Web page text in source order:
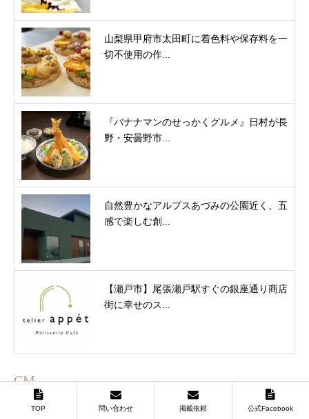
山梨県甲府市太田町に着色料や保存料を一
切不使用の作...
『バナナマンのせっかくグルメ』日村が長
野・安曇野市...
自然豊かなアルプスあづみの公園近く、五
感で楽しむ創...
【瀬戸市】尾張瀬戸駅すぐの銀座通り商店
街に幸せのス...
CM
TOP 問い合わせ 掲載依頼 公式Facebook